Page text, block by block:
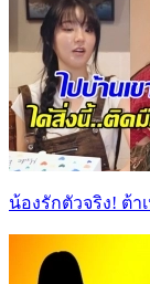
น้องรักตัวจริง! ต้า